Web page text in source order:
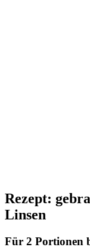
Rezept:
Linsen
Für 2 Portionen